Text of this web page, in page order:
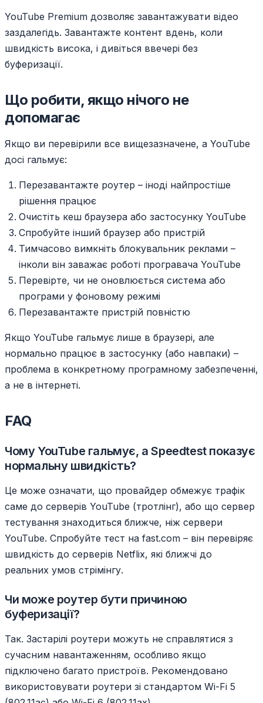
YouTube Premium дозволяє завантажувати відео
заздалегідь. Завантажте контент вдень, коли
швидкість висока, і дивіться ввечері без
буферизації.
Що робити, якщо нічого не
допомагає
Якщо ви перевірили все вищезазначене, а YouTube
досі гальмує:
Перезавантажте роутер – іноді найпростіше
рішення працює
Очистіть кеш браузера або застосунку YouTube
Спробуйте інший браузер або пристрій
Тимчасово вимкніть блокувальник реклами –
інколи він заважає роботі програвача YouTube
Перевірте, чи не оновлюється система або
програми у фоновому режимі
Перезавантажте пристрій повністю
Якщо YouTube гальмує лише в браузері, але
нормально працює в застосунку (або навпаки) –
проблема в конкретному програмному забезпеченні,
а не в інтернеті.
FAQ
Чому YouTube гальмує, а Speedtest показує
нормальну швидкість?
Це може означати, що провайдер обмежує трафік
саме до серверів YouTube (тротлінг), або що сервер
тестування знаходиться ближче, ніж сервери
YouTube. Спробуйте тест на fast.com – він перевіряє
швидкість до серверів Netflix, які ближчі до
реальних умов стрімінгу.
Чи може роутер бути причиною
буферизації?
Так. Застарілі роутери можуть не справлятися з
сучасним навантаженням, особливо якщо
підключено багато пристроїв. Рекомендовано
використовувати роутери зі стандартом Wi-Fi 5